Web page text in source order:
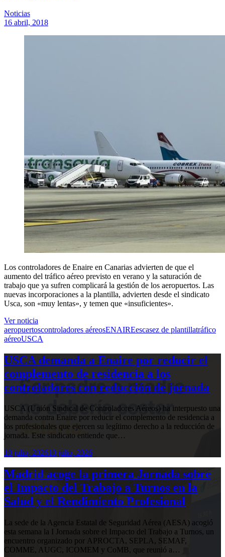
Noticias
16 abril, 2018
Los controladores de Enaire en Canarias advierten de que el
aumento del tráfico aéreo previsto en verano y la saturación de
trabajo que ya sufren complicará la gestión de los aeropuertos. Las
nuevas incorporaciones a la plantilla, advierten desde el sindicato
Usca, son «muy lentas», y temen que «insuficientes».
Ver noticia
aeropuertoscontroladores aéreosENAIREescasez de plantillatráfico
aéreoUSCA
USCA demanda a Enaire por reducir el
complemento de residencia a los
controladores con reducción de jornada
USCA (Unión Sindical de Controladores Aéreos) ha interpuesto una
demanda contra Enaire por reducir el complemento de residencia a
los profesionales que ejercen su legítimo derecho a la reducción de
jornada. Este sindicato entiende que…
10 julio, 202610 julio, 2026
Madrid acoge la primera Jornada sobre
el Impacto del Trabajo a Turnos en la
Salud y el Rendimiento Profesional
La sede de la Agencia Estatal de Seguridad Aérea (AESA) acogió
esta semana la I Jornada sobre el Impacto del Trabajo a Turnos, un
encuentro organizado por APROCTA, SEPLA, SEMAF,
COMME, AUGC, ICOMEM y CoMB, que reunió a…